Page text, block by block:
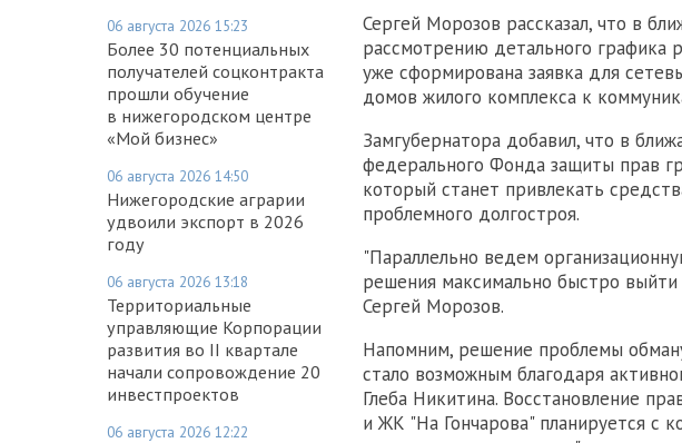
06 августа 2026 15:23
Более 30 потенциальных
получателей соцконтракта
прошли обучение
в нижегородском центре
«Мой бизнес»
06 августа 2026 14:50
Нижегородские аграрии
удвоили экспорт в 2026
году
06 августа 2026 13:18
Территориальные
управляющие Корпорации
развития во II квартале
начали сопровождение 20
инвестпроектов
06 августа 2026 12:22
Сергей Морозов рассказал, что в
рассмотрению детального графика
уже сформирована заявка для
домов жилого комплекса к
Замгубернатора добавил, что в
федерального Фонда защиты прав
который станет привлекать
проблемного долгостроя.
"Параллельно ведем
решения максимально быстро выйти
Сергей Морозов.
Напомним, решение проблемы
стало возможным благодаря
Глеба Никитина. Восстановление
и ЖК "На Гончарова" планируется с